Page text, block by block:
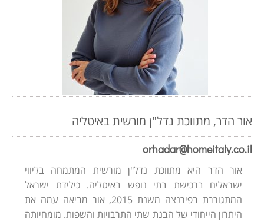
אור הדר, מתווכת נדל"ן מורשית באיטליה
orhadar@homeitaly.co.il
אור הדר היא מתווכת נדל"ן מורשית המתמחה בליווי
ישראלים ברכישת בתי נופש באיטליה. כילידת ישראל
המתגוררת בפירנצה משנת 2015, אור מביאה עמה את
היתרון הייחודי של הבנת שתי התרבויות והשפות. מומחיותה